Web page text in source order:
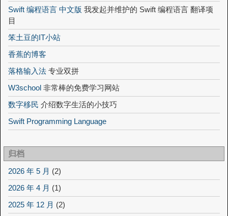
Swift 编程语言 中文版 我发起并维护的 Swift 编程语言 翻译项
目
笨土豆的IT小站
香蕉的博客
落格输入法 专业双拼
W3school 非常棒的免费学习网站
数字移民 介绍数字生活的小技巧
Swift Programming Language
归档
2026 年 5 月 (2)
2026 年 4 月 (1)
2025 年 12 月 (2)